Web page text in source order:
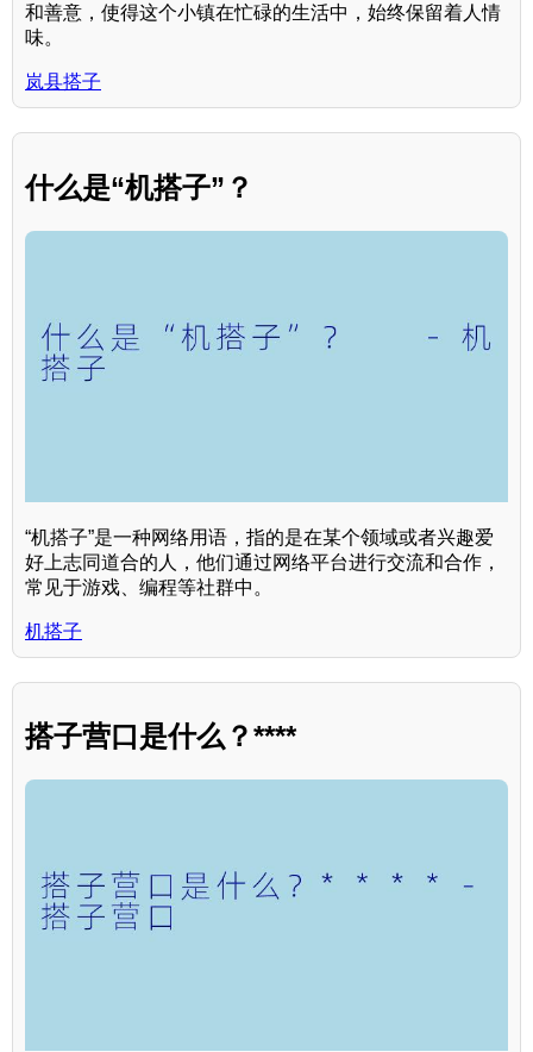
和善意，使得这个小镇在忙碌的生活中，始终保留着人情
味。
岚县搭子
什么是“机搭子”？
“机搭子”是一种网络用语，指的是在某个领域或者兴趣爱
好上志同道合的人，他们通过网络平台进行交流和合作，
常见于游戏、编程等社群中。
机搭子
搭子营口是什么？****